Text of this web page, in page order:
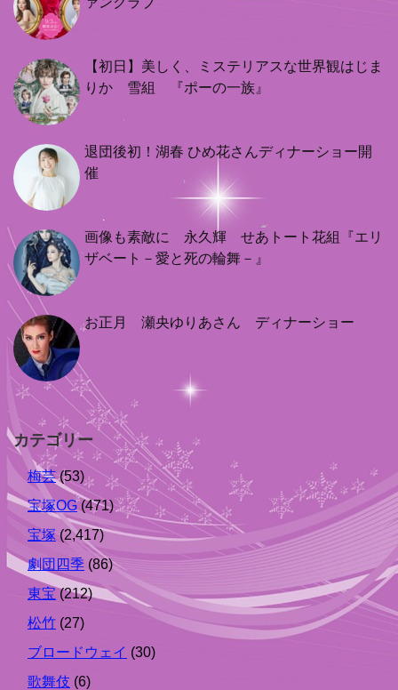
【初日】美しく、ミステリアスな世界観はじま
りか 雪組 『ポーの一族』
退団後初！湖春 ひめ花さんディナーショー開
催
画像も素敵に 永久輝 せあトート花組『エリ
ザベート－愛と死の輪舞－』
お正月 瀬央ゆりあさん ディナーショー
カテゴリー
梅芸(53)
宝塚OG(471)
宝塚 (2,417)
劇団四季 (86)
東宝 (212)
松竹 (27)
ブロードウェイ (30)
歌舞伎 (6)